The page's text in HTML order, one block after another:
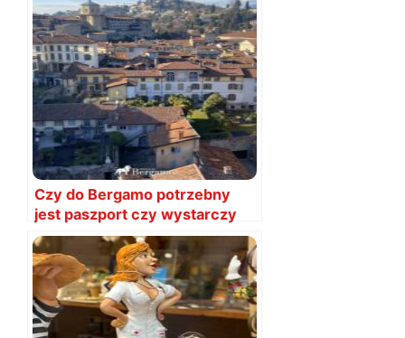
Czy do Bergamo potrzebny
jest paszport czy wystarczy
dowód osobisty?